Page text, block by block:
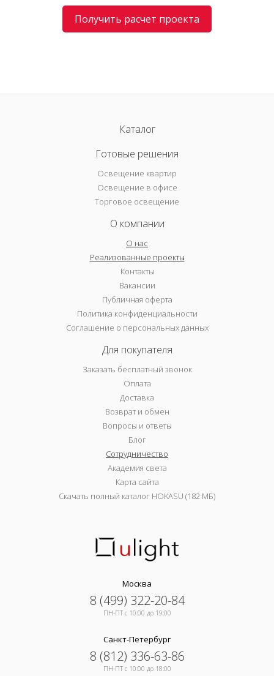
Получить расчет проекта
Каталог
Готовые решения
Освещение квартир
Освещение в офисе
Торговое освещение
О компании
О нас
Реализованные проекты
Контакты
Вакансии
Публичная оферта
Политика конфиденциальности
Соглашение о персональных данных
Для покупателя
Заказать бесплатный звонок
Оплата
Доставка
Возврат и обмен
Вопросы и ответы
Блог
Сотрудничество
Академия света
Карта сайта
Скачать полный каталог HOKASU (182 МБ)
Москва
8 (499) 322-20-84
ПН-ПТ c 10:00 до 19:00
Санкт-Петербург
8 (812) 336-63-86
ПН-ПТ c 10:00 до 18:00